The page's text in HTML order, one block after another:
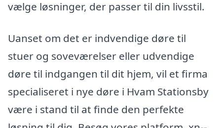
vælge løsninger, der passer til din livsstil.
Uanset om det er indvendige døre til
stuer og soveværelser eller udvendige
døre til indgangen til dit hjem, vil et firma
specialiseret i nye døre i Hvam Stationsby
være i stand til at finde den perfekte